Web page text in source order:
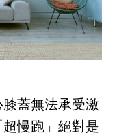
蓋無法承受激
慢跑」絕對是